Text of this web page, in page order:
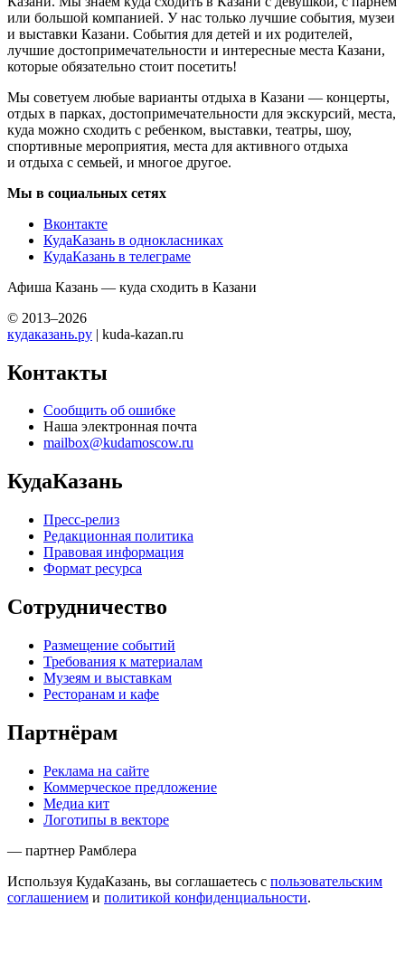
или большой компанией. У нас только лучшие события, музеи
и выставки Казани. События для детей и их родителей,
лучшие достопримечательности и интересные места Казани,
которые обязательно стоит посетить!
Мы советуем любые варианты отдыха в Казани — концерты,
отдых в парках, достопримечательности для экскурсий, места,
куда можно сходить с ребенком, выставки, театры, шоу,
спортивные мероприятия, места для активного отдыха
и отдыха с семьей, и многое другое.
Мы в социальных сетях
Вконтакте
КудаКазань в однокласниках
КудаКазань в телеграме
Афиша Казань — куда сходить в Казани
© 2013–2026
кудаказань.ру | kuda-kazan.ru
Контакты
Сообщить об ошибке
Наша электронная почта
mailbox@kudamoscow.ru
КудаКазань
Пресс-релиз
Редакционная политика
Правовая информация
Формат ресурса
Сотрудничество
Размещение событий
Требования к материалам
Музеям и выставкам
Ресторанам и кафе
Партнёрам
Реклама на сайте
Коммерческое предложение
Медиа кит
Логотипы в векторе
— партнер Рамблера
Используя КудаКазань, вы соглашаетесь с пользовательским
соглашением и политикой конфиденциальности.